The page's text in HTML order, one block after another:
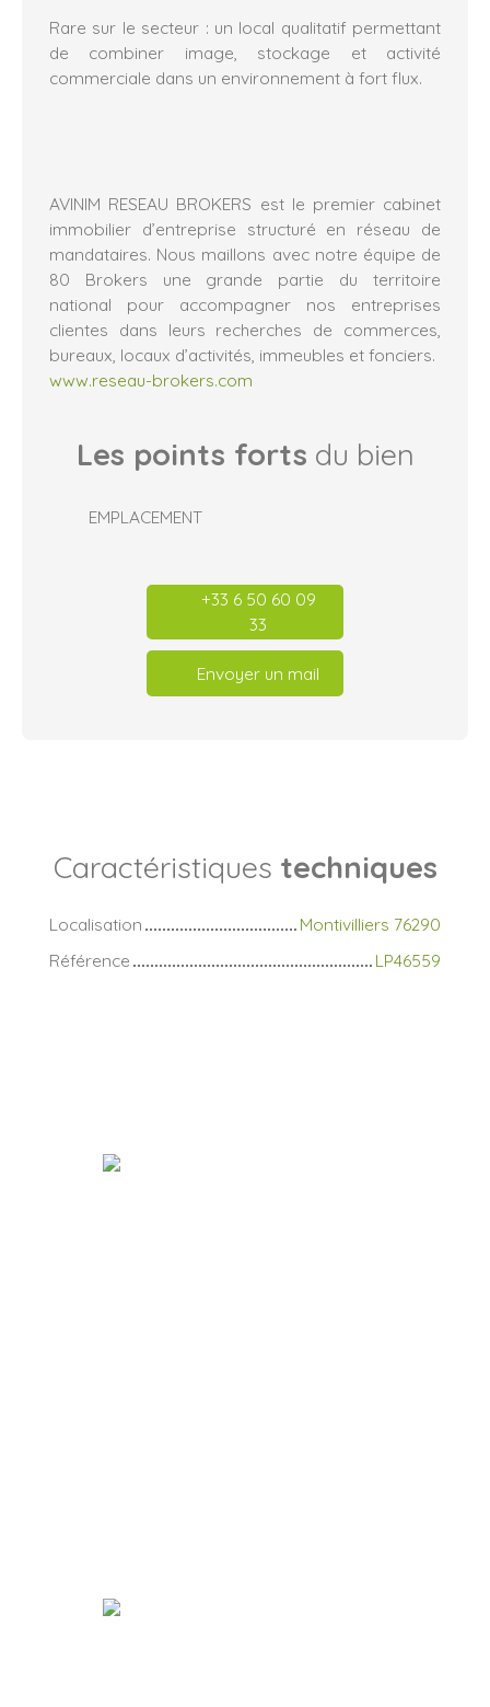
Rare sur le secteur : un local qualitatif permettant
de combiner image, stockage et activité
commerciale dans un environnement à fort flux.
AVINIM RESEAU BROKERS est le premier cabinet
immobilier d’entreprise structuré en réseau de
mandataires. Nous maillons avec notre équipe de
80 Brokers une grande partie du territoire
national pour accompagner nos entreprises
clientes dans leurs recherches de commerces,
bureaux, locaux d’activités, immeubles et fonciers.
www.reseau-brokers.com
Les points forts du bien
EMPLACEMENT
+33 6 50 60 09
33
Envoyer un mail
Caractéristiques techniques
Localisation
Montivilliers 76290
Référence
LP46559